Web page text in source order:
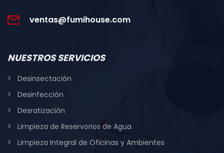
ventas@fumihouse.com
NUESTROS SERVICIOS
Desinsectación
Desinfección
Desratización
Limpieza de Reservorios de Agua
Limpieza Integral de Oficinas y Ambientes